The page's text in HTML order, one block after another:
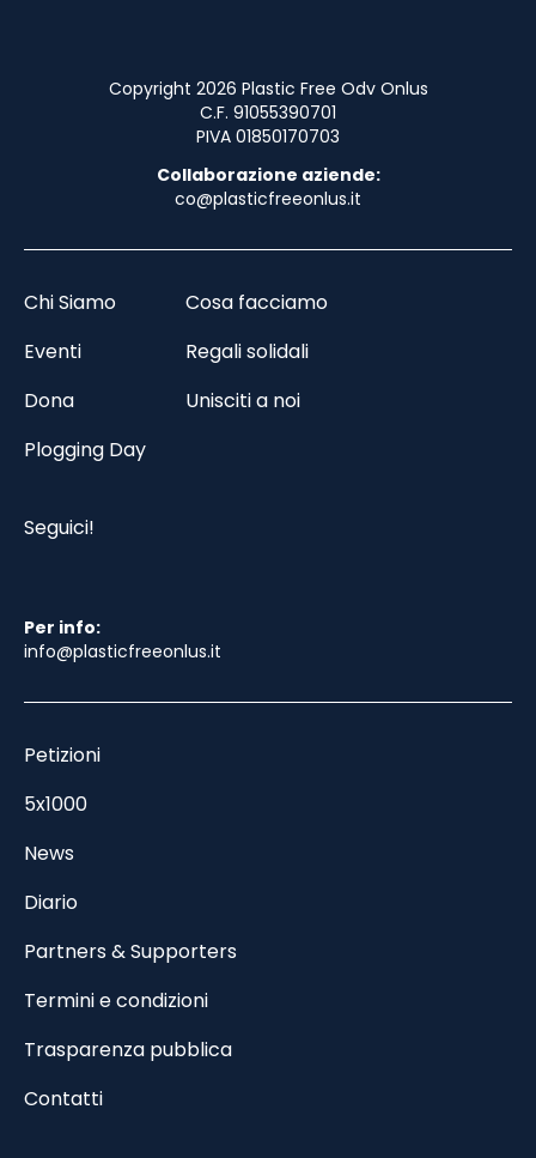
Copyright 2026 Plastic Free Odv Onlus
C.F. 91055390701
PIVA 01850170703
Collaborazione aziende:
co@plasticfreeonlus.it
Chi Siamo
Cosa facciamo
Eventi
Regali solidali
Dona
Unisciti a noi
Plogging Day
Petizioni
5x1000
News
Diario
Partners & Supporters
Termini e condizioni
Trasparenza pubblica
Contatti
Seguici!
Per info:
info@plasticfreeonlus.it